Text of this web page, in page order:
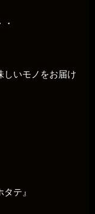
いモノをお届け
テ』